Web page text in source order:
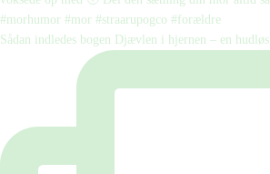
Sådan indledes bogen Djævlen i hjernen – en hudløs